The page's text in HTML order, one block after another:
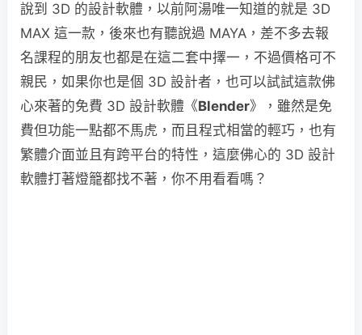
說到 3D 的設計軟體，以前阿湯唯一知道的就是 3D
MAX 這一款，後來也有聽說過 MAYA，差不多去報
名課程的朋友也都是在這二套中擇一，不過價格可不
親民，如果你也是個 3D 設計者，也可以試試這款佛
心來著的免費 3D 設計軟體《Blender》，雖然是免
費但功能一點都不馬虎，而且程式相當的輕巧，也有
繁體介面並且有跨平台的特性，這麼佛心的 3D 設計
軟體打著燈籠都找不著，你不用看看嗎？